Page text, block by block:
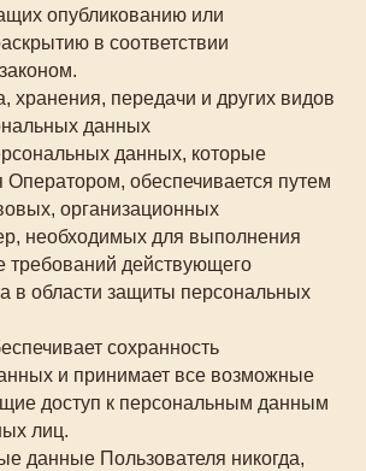
опубликованию или
в соответствии
хранения, передачи и других видов
данных
данных, которые
обеспечивается путем
организационных
необходимых для выполнения
требований действующего
в области защиты персональных
сохранность
и принимает все возможные
доступ к персональным данным
лиц.
данные Пользователя никогда,